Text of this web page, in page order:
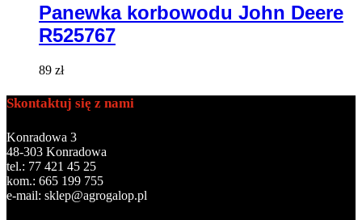
Panewka korbowodu John Deere
R525767
89 zł
Skontaktuj się z nami
Konradowa 3
48-303 Konradowa
tel.: 77 421 45 25
kom.: 665 199 755
e-mail: sklep@agrogalop.pl